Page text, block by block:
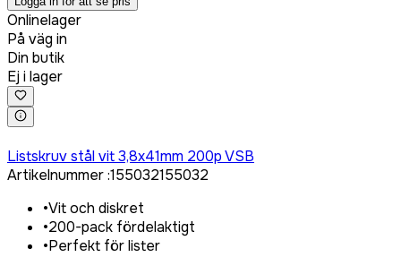
Onlinelager
På väg in
Din butik
Ej i lager
Listskruv stål vit 3,8x41mm 200p VSB
Artikelnummer:155032155032
•Vit och diskret
•200-pack fördelaktigt
•Perfekt för lister